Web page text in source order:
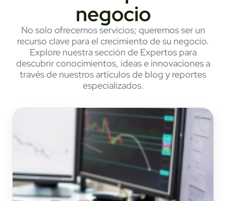
negocio
No solo ofrecemos servicios; queremos ser un
recurso clave para el crecimiento de su negocio.
Explore nuestra sección de Expertos para
descubrir conocimientos, ideas e innovaciones a
través de nuestros artículos de blog y reportes
especializados.